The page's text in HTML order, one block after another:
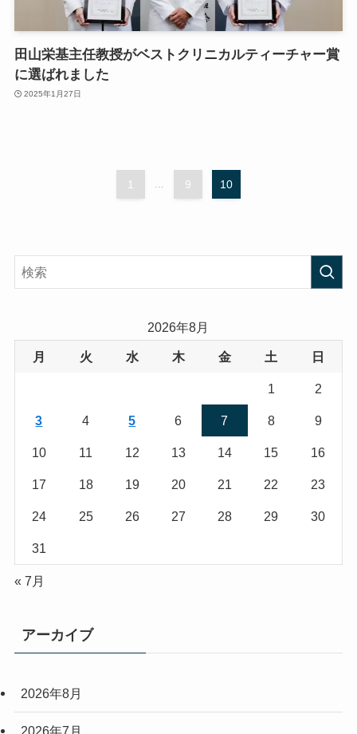
田山栄基主任教授がベストクリニカルティーチャー賞
に選ばれました
2025年1月27日
1 ... 9 10
2026年8月
月 火 水 木 金 土 日
1 2
3 4 5 6 7 8 9
10 11 12 13 14 15 16
17 18 19 20 21 22 23
24 25 26 27 28 29 30
31
« 7月
アーカイブ
2026年8月